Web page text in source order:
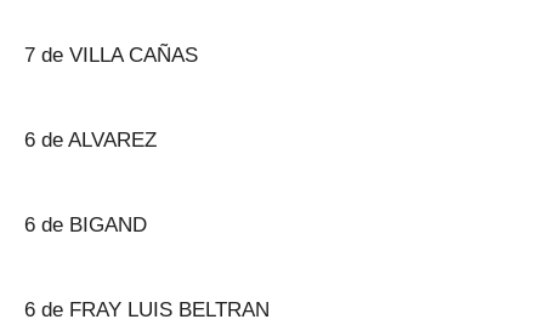
7 de VILLA CAÑAS
6 de ALVAREZ
6 de BIGAND
6 de FRAY LUIS BELTRAN